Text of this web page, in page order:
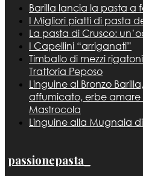
Barilla lancia la pasta a
I Migliori piatti di pasta
La pasta di Crusco:
I Capellini “arriganati”
Timballo di mezzi
Trattoria Peposo
Linguine al Bronzo
affumicato, erbe amare
Mastrocola
Linguine alla Mugnaia
passionepasta_